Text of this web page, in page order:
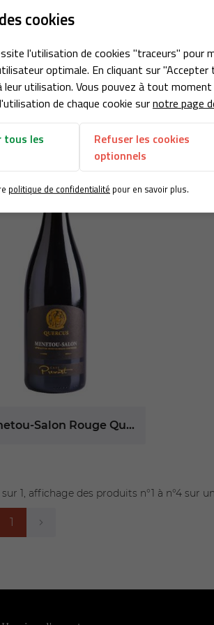
cookies
l'utilisation de cookies "traceurs" pour
optimale. En cliquant sur
leur utilisation. Vous pouvez à tout
de chaque cookie surnotre page
tous les
Refuser les cookies
optionnels
politique de confidentialité pour en savoir plus.
Salon Blanc
Menetou-Salon Rouge Quercus
1, affichage des produits n°1 à n°4 sur
1